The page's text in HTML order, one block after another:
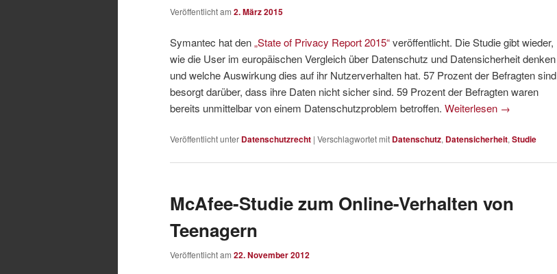
Veröffentlicht am 2. März 2015
Symantec hat den„State of Privacy Report 2015“veröffentlicht. Die Studie gibt wieder,
wie die User im europäischen Vergleich über Datenschutz und Datensicherheit denken
und welche Auswirkung dies auf ihr Nutzerverhalten hat. 57 Prozent der Befragten sind
besorgt darüber, dass ihre Daten nicht sicher sind. 59 Prozent der Befragten waren
bereits unmittelbar von einem Datenschutzproblem betroffen. Weiterlesen →
Veröffentlicht unter Datenschutzrecht | Verschlagwortet mit Datenschutz, Datensicherheit, Studie
McAfee-Studie zum Online-Verhalten von
Teenagern
Veröffentlicht am 22. November 2012